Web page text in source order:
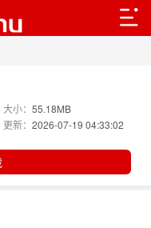
大小：55.18MB
更新：2026-07-19 04:33:02